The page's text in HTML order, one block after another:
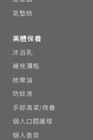
氣墊梳
美體保養
沐浴乳
補充薄瓶
按摩油
防蚊液
手部清潔/保養
個人口腔護理
個人香氛